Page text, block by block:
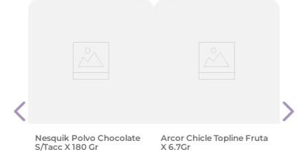
Nesquik Polvo Chocolate
S/Tacc X 180 Gr
Arcor Chicle Topline Fruta
X 6.7Gr